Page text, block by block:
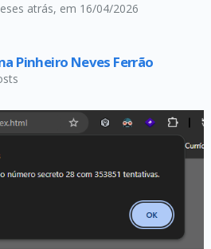
atrás, em 16/04/2026
Pinheiro Neves Ferrão